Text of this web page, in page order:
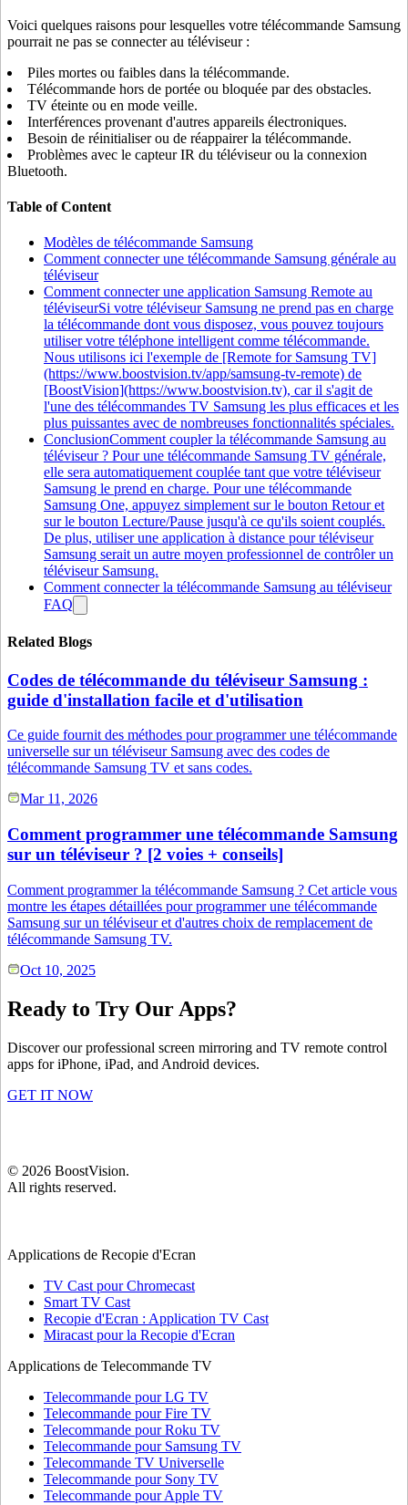
Voici quelques raisons pour lesquelles votre télécommande Samsung
pourrait ne pas se connecter au téléviseur :
Piles mortes ou faibles dans la télécommande.
Télécommande hors de portée ou bloquée par des obstacles.
TV éteinte ou en mode veille.
Interférences provenant d'autres appareils électroniques.
Besoin de réinitialiser ou de réappairer la télécommande.
Problèmes avec le capteur IR du téléviseur ou la connexion
Bluetooth.
Table of Content
Modèles de télécommande Samsung
Comment connecter une télécommande Samsung générale au
téléviseur
Comment connecter une application Samsung Remote au
téléviseurSi votre téléviseur Samsung ne prend pas en charge
la télécommande dont vous disposez, vous pouvez toujours
utiliser votre téléphone intelligent comme télécommande.
Nous utilisons ici l'exemple de [Remote for Samsung TV]
(https://www.boostvision.tv/app/samsung-tv-remote) de
[BoostVision](https://www.boostvision.tv), car il s'agit de
l'une des télécommandes TV Samsung les plus efficaces et les
plus puissantes avec de nombreuses fonctionnalités spéciales.
ConclusionComment coupler la télécommande Samsung au
téléviseur ? Pour une télécommande Samsung TV générale,
elle sera automatiquement couplée tant que votre téléviseur
Samsung le prend en charge. Pour une télécommande
Samsung One, appuyez simplement sur le bouton Retour et
sur le bouton Lecture/Pause jusqu'à ce qu'ils soient couplés.
De plus, utiliser une application à distance pour téléviseur
Samsung serait un autre moyen professionnel de contrôler un
téléviseur Samsung.
Comment connecter la télécommande Samsung au téléviseur
FAQ
Related Blogs
Codes de télécommande du téléviseur Samsung :
guide d'installation facile et d'utilisation
Ce guide fournit des méthodes pour programmer une télécommande
universelle sur un téléviseur Samsung avec des codes de
télécommande Samsung TV et sans codes.
Mar 11, 2026
Comment programmer une télécommande Samsung
sur un téléviseur ? [2 voies + conseils]
Comment programmer la télécommande Samsung ? Cet article vous
montre les étapes détaillées pour programmer une télécommande
Samsung sur un téléviseur et d'autres choix de remplacement de
télécommande Samsung TV.
Oct 10, 2025
Ready to Try Our Apps?
Discover our professional screen mirroring and TV remote control
apps for iPhone, iPad, and Android devices.
GET IT NOW
© 2026 BoostVision.
All rights reserved.
Applications de Recopie d'Ecran
TV Cast pour Chromecast
Smart TV Cast
Recopie d'Ecran : Application TV Cast
Miracast pour la Recopie d'Ecran
Applications de Telecommande TV
Telecommande pour LG TV
Telecommande pour Fire TV
Telecommande pour Roku TV
Telecommande pour Samsung TV
Telecommande TV Universelle
Telecommande pour Sony TV
Telecommande pour Apple TV